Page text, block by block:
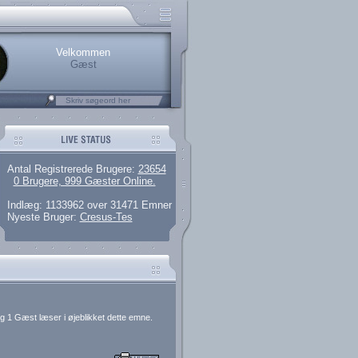
brugere
artikler og 135 guides
her.
Velkommen
Gæst
Antal Registrerede Brugere: 23654
0 Brugere, 999 Gæster Online.
Indlæg: 1133962 over 31471 Emner
Nyeste Bruger: Cresus-Tes
1 Gæst læser i øjeblikket dette emne.